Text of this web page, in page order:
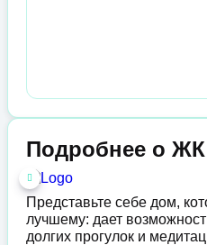
Подробнее о ЖК
Представьте себе дом,
лучшему: дает
долгих прогулок и